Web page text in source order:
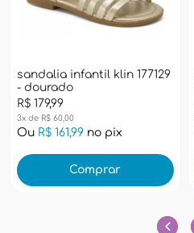
sandalia infantil klin 177129
- dourado
R$ 179,99
3x de R$ 60,00
Ou R$ 161,99 no pix
Comprar